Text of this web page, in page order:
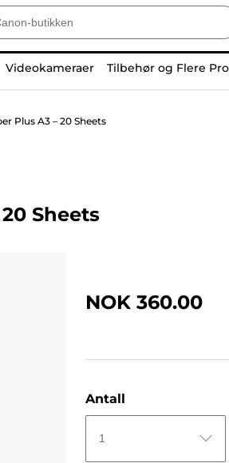
Videokameraer Tilbehør og Flere
Plus A3 – 20 Sheets
Sheets
NOK 360.00
Antall
1